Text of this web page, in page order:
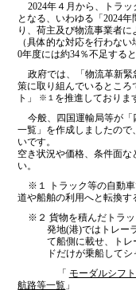
2024年４月から、トラ
となる、いわゆる「2024
り、荷主及び物流事業者に
（具体的な対応を行わな
0年度には約34％不足する
政府では、「物流革新
策に取り組んでいるとこ
ト」
※１ を推進しておりま
今般、四国運輸局等が
一覧」を作成しましたの
いです。
空き状況や価格、条件面
い。
※１ トラック等の自動
道や船舶の利用へと転換す
※２ 貨物を積んだトラッ
発地(港)ではトレー
て船側に載せ、トレ
ドだけが乗船して
「 モーダルシフ
航路等一覧 」